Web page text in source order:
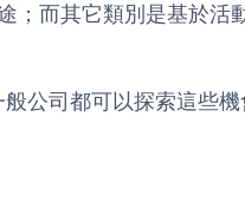
；而其它類別是基於活
公司都可以探索這些機